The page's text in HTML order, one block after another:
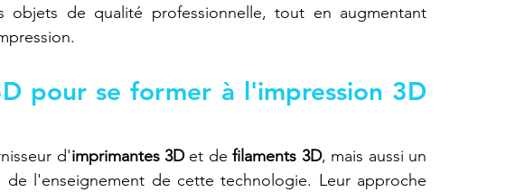
objets de qualité professionnelle, tout en augmentant
pour se former à l'impression 3D
d'imprimantes 3D et de filaments 3D, mais aussi un
l'enseignement de cette technologie. Leur approche